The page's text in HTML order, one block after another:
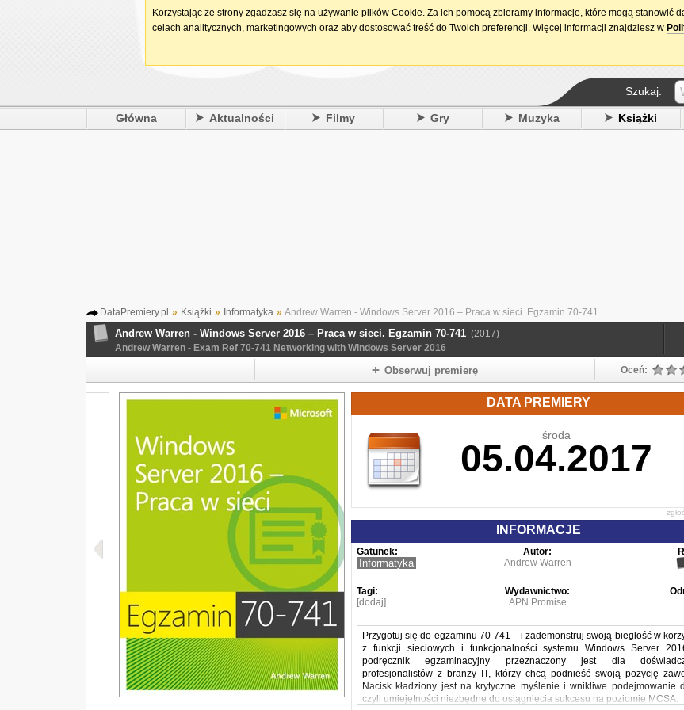
15. urodziny
Szukaj:
Główna Aktualności Filmy Gry Muzyka Książki
DataPremiery.pl » Książki » Informatyka » Andrew Warren - Windows Server 2016 – Praca w sieci. Egzamin 70-741
Andrew Warren - Windows Server 2016 – Praca w sieci. Egzamin 70-741 (2017)
Andrew Warren - Exam Ref 70-741 Networking with Windows Server 2016
Obserwuj premierę Oceń:
DATA PREMIERY
środa
05.04.2017
INFORMACJE
Gatunek:
Informatyka
Autor:
Andrew Warren
Tagi:
[dodaj]
Wydawnictwo:
APN Promise
Przygotuj się do egzaminu 70-741 – i zademonstruj swoją biegłość w
z funkcji sieciowych i funkcjonalności systemu Windows Server
podręcznik egzaminacyjny przeznaczony jest dla
profesjonalistów z branży IT, którzy chcą podnieść swoją pozycję
Nacisk kładziony jest na krytyczne myślenie i wnikliwe podejmowanie
czyli umiejętności niezbędne do osiągnięcia sukcesu na poziomie MCSA.
Korzystając ze strony zgadzasz się na używanie plików Cookie. Za ich pomocą zbieramy informacje, które mogą stanowić
celach analitycznych, marketingowych oraz aby dostosować treść do Twoich preferencji. Więcej informacji znajdziesz w